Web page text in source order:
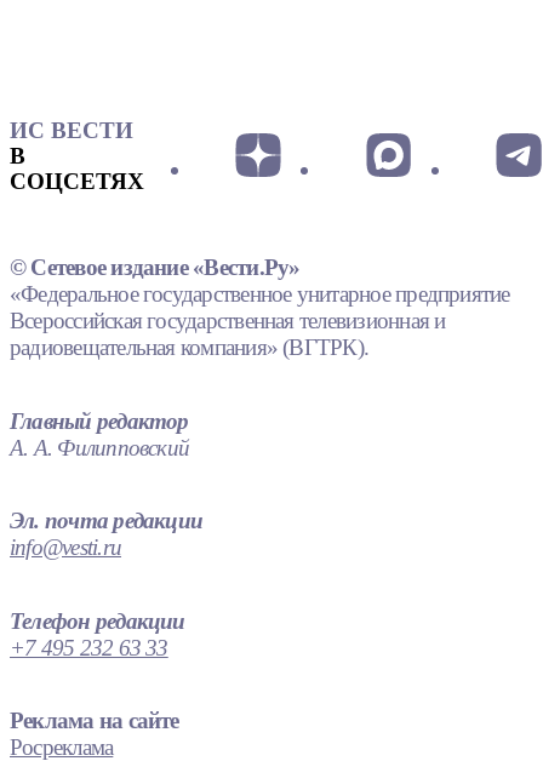
ИС ВЕСТИ
В
СОЦСЕТЯХ
© Сетевое издание «Вести.Ру»
«Федеральное государственное унитарное предприятие
Всероссийская государственная телевизионная и
радиовещательная компания» (ВГТРК).
Главный редактор
А. А. Филипповский
Эл. почта редакции
info@vesti.ru
Телефон редакции
+7 495 232 63 33
Реклама на сайте
Росреклама